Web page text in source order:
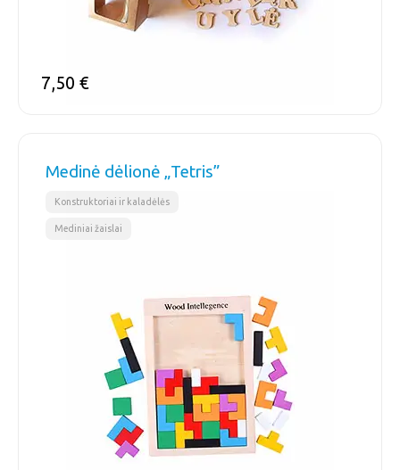
7,50 €
Medinė dėlionė „Tetris”
Konstruktoriai ir kaladėlės
Mediniai žaislai